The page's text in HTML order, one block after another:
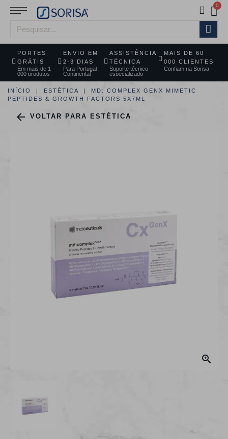
PORTES
GRÁTIS
Em mais de 1
000 produtos
ENVIO EM
2-3 DIAS
Para Portugal
Continental
ASSISTÊNCIA
TÉCNICA
Suporte técnico
especializado
MAIS DE 60
000 CLIENTES
Confiam na Sorisa
INÍCIO ESTÉTICA
MD: COMPLEX GENX MIMETIC
PEPTIDES & GROWTH FACTORS 5X7ML
 VOLTAR PARA ESTÉTICA
